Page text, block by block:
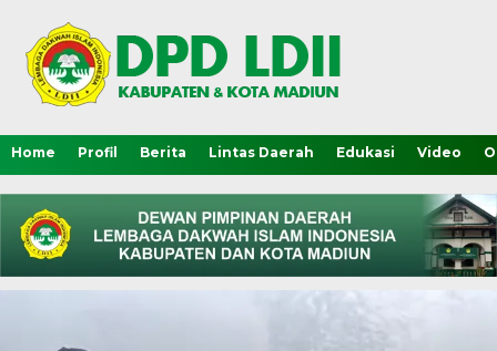
Home Profil Berita Lintas Daerah Edukasi Video